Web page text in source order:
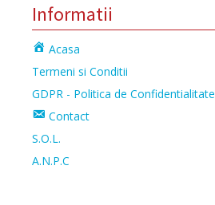
Informatii
Acasa
Termeni si Conditii
GDPR - Politica de Confidentialitate
Contact
S.O.L.
A.N.P.C